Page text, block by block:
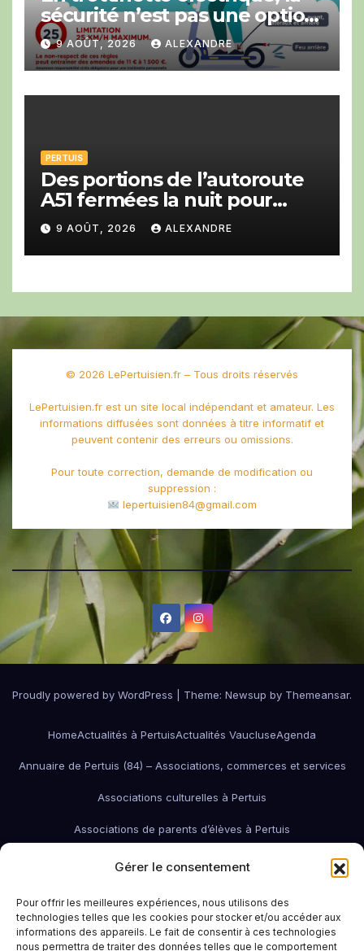
Gérer le consentement
Pour offrir les meilleures expériences, nous utilisons des
technologies telles que les cookies pour stocker et/ou accéder aux
informations des appareils. Le fait de consentir à ces technologies
nous permettra de traiter des données telles que le comportement
sécurité n’est pas une option
!
9 AOÛT, 2026 ALEXANDRE
PERTUIS
Des portions de l’autoroute
A51 fermées la nuit pour
travaux en direction de Gap
et d’Aix-en-Provence
9 AOÛT, 2026 ALEXANDRE
© 2026 LePertuisien.fr – Tous droits réservés
LePertuisien.fr est un site local indépendant et amateur. Les
informations diffusées sont données à titre informatif et
peuvent contenir des erreurs ou omissions.
Pour toute correction, demande de modification ou
suppression :
lepertuisien84@gmail.com
Proudly powered by WordPress Theme: Newsup by Themeansar.
HomeActualités à PertuisActualités VaucluseAgenda
Annuaire de Pertuis (84) – Associations, commerces et services
Associations culturelles à Pertuis
Associations de parents d’élèves à Pertuis
Associations de quartier à Pertuis
associations économiques Pertuis